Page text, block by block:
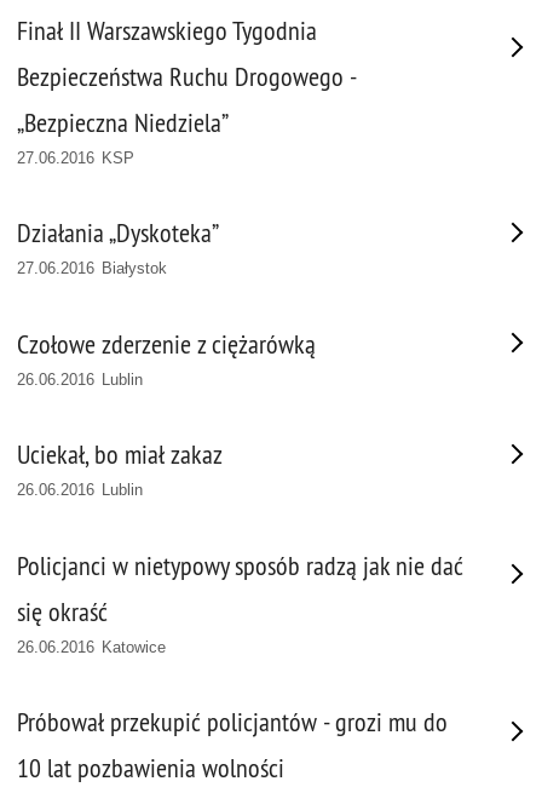
Finał II Warszawskiego Tygodnia
Bezpieczeństwa Ruchu Drogowego -
„Bezpieczna Niedziela”
27.06.2016 KSP
Działania „Dyskoteka”
27.06.2016 Białystok
Czołowe zderzenie z ciężarówką
26.06.2016 Lublin
Uciekał, bo miał zakaz
26.06.2016 Lublin
Policjanci w nietypowy sposób radzą jak nie dać
się okraść
26.06.2016 Katowice
Próbował przekupić policjantów - grozi mu do
10 lat pozbawienia wolności